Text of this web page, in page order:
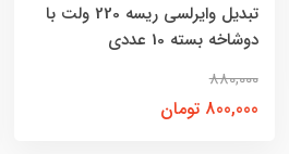
تبدیل وایرلسی ریسه 220 ولت با
دوشاخه بسته 10 عددی
880,000
800,000 تومان